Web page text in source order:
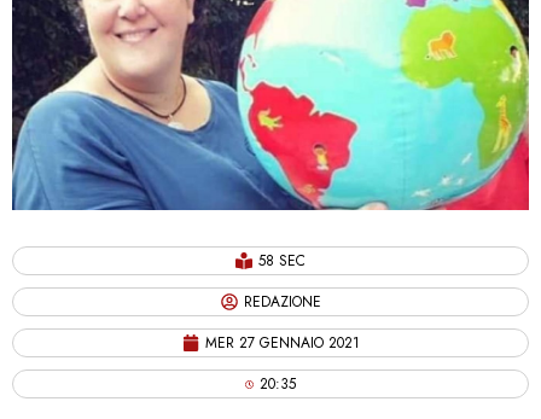
58 SEC
REDAZIONE
MER 27 GENNAIO 2021
20:35